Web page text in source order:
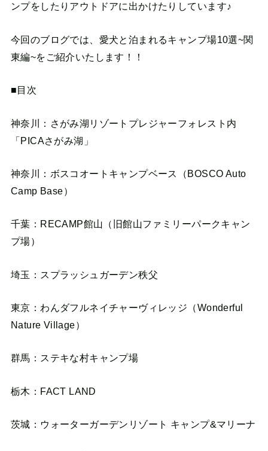
ンプをしたりアウトドアに出かけたりしています♪
今回のブログでは、愛犬と泊まれるキャンプ場10選~関
東編~をご紹介いたします！！
■目次
神奈川：さがみ湖リゾートプレジャーフォレスト内
「PICAさがみ湖」
神奈川：ボスコオートキャンプベース（BOSCO Auto
Camp Base）
千葉：RECAMP館山（旧館山ファミリーパークキャン
プ場）
埼玉：スプラッシュガーデン秩父
東京：わんダフルネイチャーヴィレッジ（Wonderful
Nature Village）
群馬：ステキな村キャンプ場
栃木：FACT LAND
茨城：ウォーターガーデンリゾート キャンプ&マリーナ